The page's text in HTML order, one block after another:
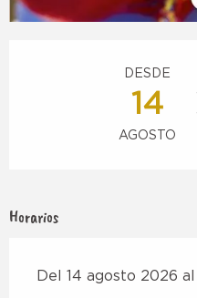
DESDE
14
AGOSTO
Horarios
Del 14 agosto 2026